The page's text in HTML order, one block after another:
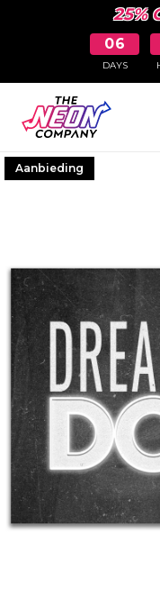
25%
06
DAYS
Aanbieding